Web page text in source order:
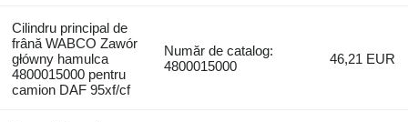
Cilindru principal de
frână WABCO Zawór
główny hamulca
4800015000 pentru
camion DAF 95xf/cf
Număr de catalog:
4800015000
46,21 EUR